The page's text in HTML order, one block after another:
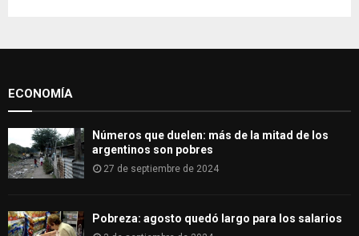
o
H
ECONOMÍA
Números que duelen: más de la mitad de los
argentinos son pobres
27 de septiembre de 2024
Pobreza: agosto quedó largo para los salarios